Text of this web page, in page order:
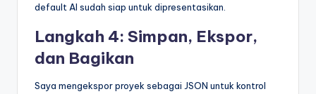
default AI sudah siap untuk dipresentasikan.
Langkah 4: Simpan, Ekspor,
dan Bagikan
Saya mengekspor proyek sebagai JSON untuk kontrol